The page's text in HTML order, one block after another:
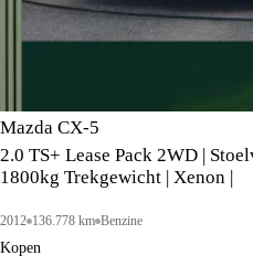
Mazda CX-5
2.0 TS+ Lease Pack 2WD |
1800kg Trekgewicht | Xenon |
2012 136.778 km Benzine
Kopen